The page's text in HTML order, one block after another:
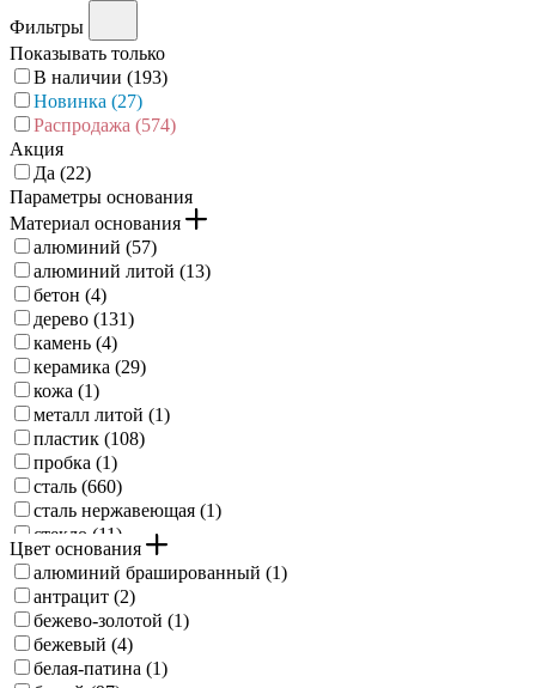
Фильтры
Показывать только
В наличии (193)
Новинка (27)
Распродажа (574)
Акция
Да (22)
Параметры основания
Материал основания
алюминий (57)
алюминий литой (13)
бетон (4)
дерево (131)
камень (4)
керамика (29)
кожа (1)
металл литой (1)
пластик (108)
пробка (1)
сталь (660)
сталь нержавеющая (1)
стекло (11)
хрусталь (2)
алюминий, сталь (10)
дерево, сталь (
Цвет основания
алюминий брашированный (1)
антрацит (2)
бежево-золотой (1)
бежевый (4)
белая-патина (1)